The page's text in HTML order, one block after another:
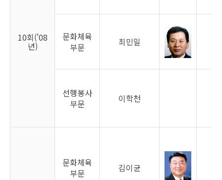
10회('08
년)
문화체육
부문
최민일
선행봉사
부문
이학천
문화체육
부문
김이균